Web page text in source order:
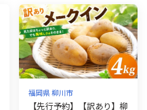
理由あり 規格外 便利 夕食
人気のり ランチ 昼食 人気
美味しいのり 焼きのり 名
産海苔 巻き寿司 福岡県 柳
川市
福岡県 柳川市
【先行予約】【訳あり】柳